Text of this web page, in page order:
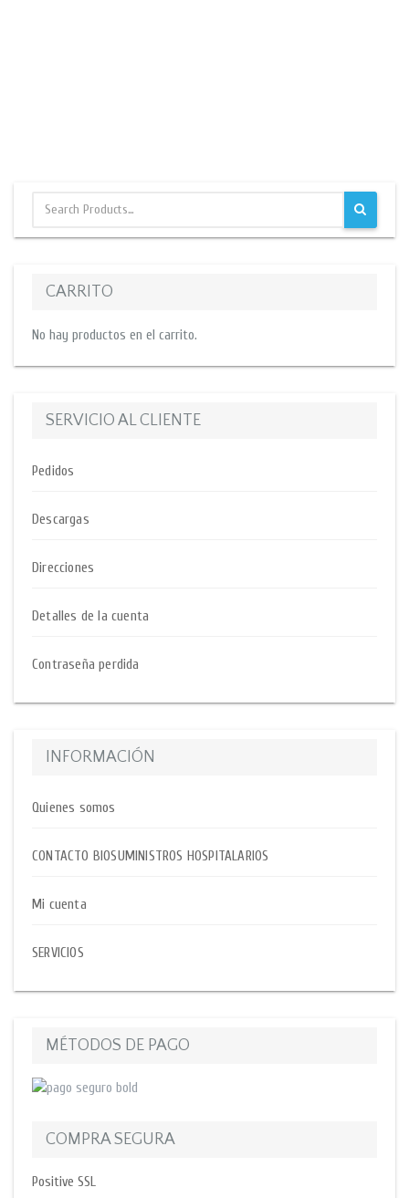
CARRITO
No hay productos en el carrito.
SERVICIO AL CLIENTE
Pedidos
Descargas
Direcciones
Detalles de la cuenta
Contraseña perdida
INFORMACIÓN
Quienes somos
CONTACTO BIOSUMINISTROS HOSPITALARIOS
Mi cuenta
SERVICIOS
MÉTODOS DE PAGO
COMPRA SEGURA
Positive SSL